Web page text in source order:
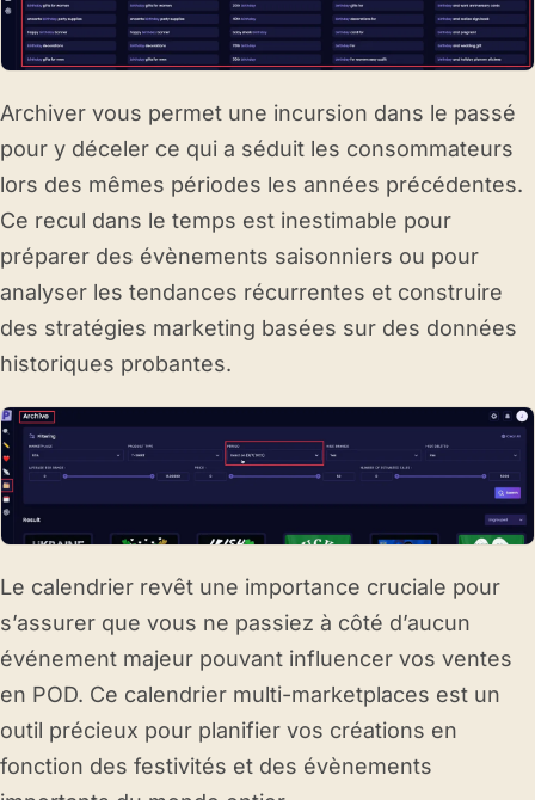
Archiver vous permet une incursion dans le passé
pour y déceler ce qui a séduit les consommateurs
lors des mêmes périodes les années précédentes.
Ce recul dans le temps est inestimable pour
préparer des évènements saisonniers ou pour
analyser les tendances récurrentes et construire
des stratégies marketing basées sur des données
historiques probantes.
Le calendrier revêt une importance cruciale pour
s’assurer que vous ne passiez à côté d’aucun
événement majeur pouvant influencer vos ventes
en POD. Ce calendrier multi-marketplaces est un
outil précieux pour planifier vos créations en
fonction des festivités et des évènements